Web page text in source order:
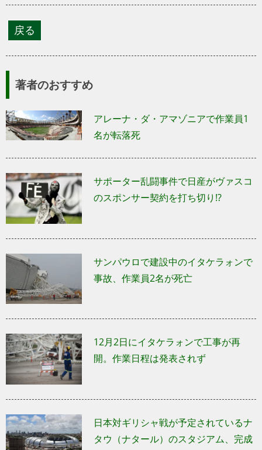
著者のおすすめ
アレーナ・ダ・アマゾニアで作業員1
名が転落死
サポーター乱闘事件で日産がヴァスコ
のスポンサー契約を打ち切り!?
サンパウロで建設中のイタケラォンで
事故、作業員2名が死亡
12月2日にイタケラォンで工事が再
開。作業日程は発表されず
日本対ギリシャ戦が予定されているナ
タウ（ナタール）のスタジアム、完成